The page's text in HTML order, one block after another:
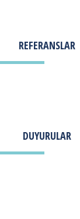
REFERANSLAR
DUYURULAR